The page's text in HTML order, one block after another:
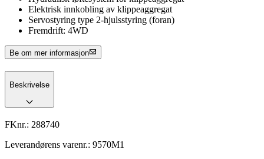
Elektrisk innkobling av klippeaggregat
Servostyring type 2-hjulsstyring (foran)
Fremdrift: 4WD
Be om mer informasjon
Beskrivelse
FKnr.: 288740
Leverandørens varenr.: 9570M1